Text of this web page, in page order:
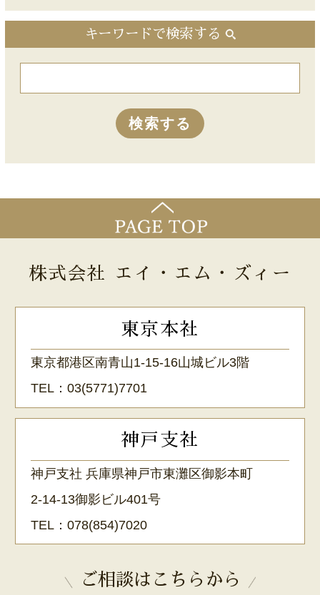
キーワードで検索する
株式会社 エイ・エム・ズィー
東京本社
東京都港区南青山1-15-16山城ビル3階
TEL：03(5771)7701
神戸支社
神戸支社 兵庫県神戸市東灘区御影本町
2-14-13御影ビル401号
TEL：078(854)7020
ご相談はこちらから